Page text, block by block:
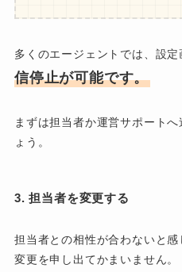
多くのエージェントでは、設
信停止が可能です。
まずは担当者か運営サポート
ょう。
3. 担当者を変更する
担当者との相性が合わないと
変更を申し出てかまいません。